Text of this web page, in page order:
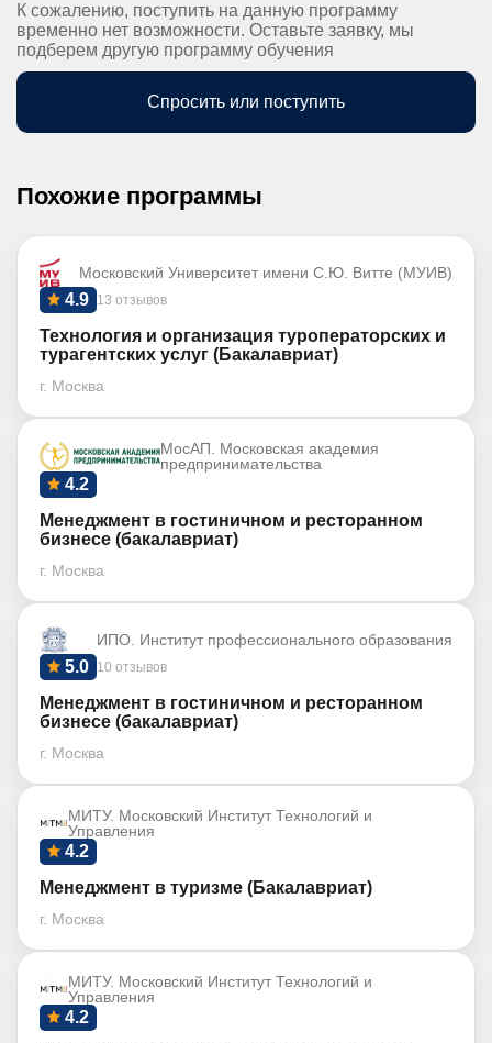
К сожалению, поступить на данную программу
временно нет возможности. Оставьте заявку, мы
подберем другую программу обучения
Спросить или поступить
Похожие программы
Московский Университет имени С.Ю. Витте (МУИВ)
13 отзывов
4.9
Технология и организация туроператорских и
турагентских услуг (Бакалавриат)
г. Москва
МосАП. Московская академия
предпринимательства
4.2
Менеджмент в гостиничном и ресторанном
бизнесе (бакалавриат)
г. Москва
ИПО. Институт профессионального образования
10 отзывов
5.0
Менеджмент в гостиничном и ресторанном
бизнесе (бакалавриат)
г. Москва
МИТУ. Московский Институт Технологий и
Управления
4.2
Менеджмент в туризме (Бакалавриат)
г. Москва
МИТУ. Московский Институт Технологий и
Управления
4.2